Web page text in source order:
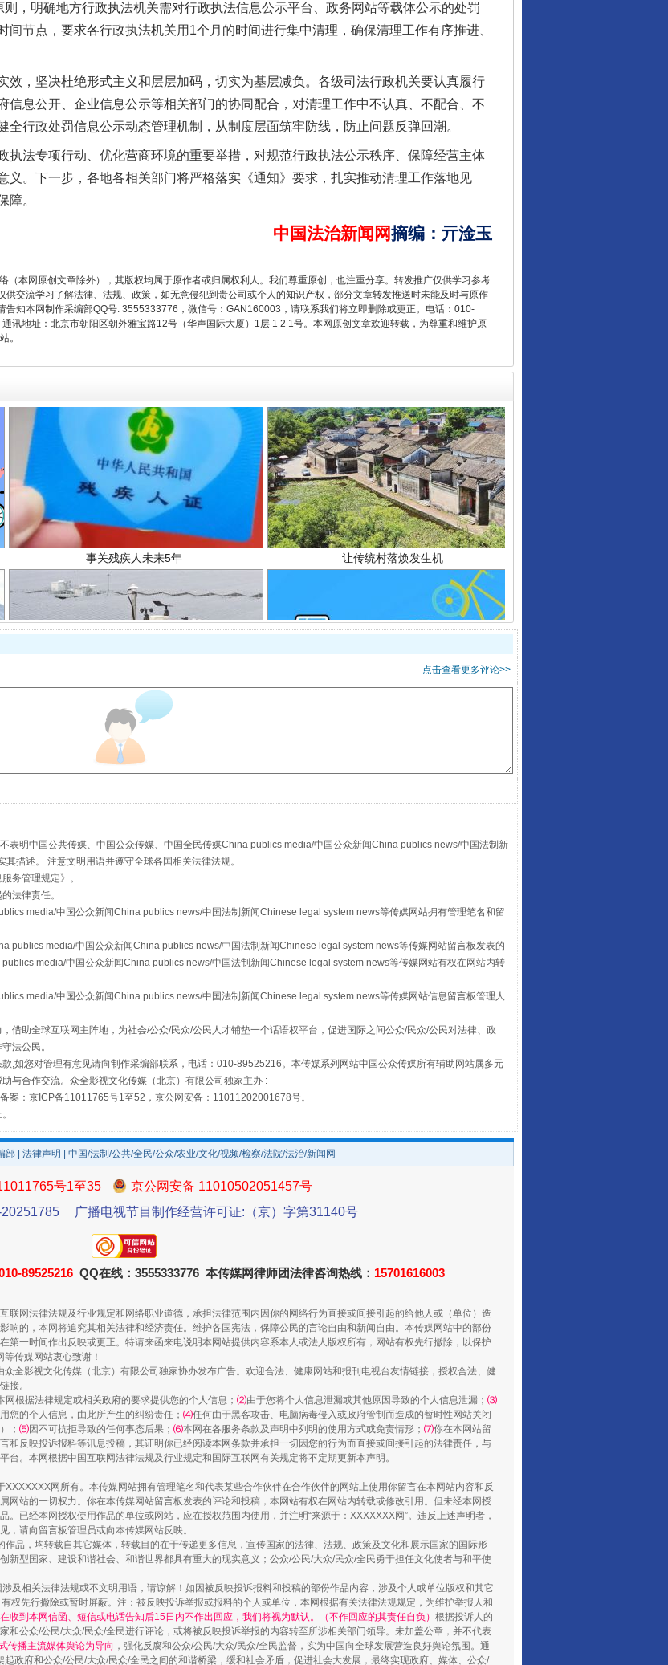
，明确地方行政执法机关需对行政执法信息公示平台、政务网站等载体公示的处罚
节点，要求各行政执法机关用1个月的时间进行集中清理，确保清理工作有序推进、
，坚决杜绝形式主义和层层加码，切实为基层减负。各级司法行政机关要认真履行
信息公开、企业信息公示等相关部门的协同配合，对清理工作中不认真、不配合、不
行政处罚信息公示动态管理机制，从制度层面筑牢防线，防止问题反弹回潮。
法专项行动、优化营商环境的重要举措，对规范行政执法公示秩序、保障经营主体
义。下一步，各地各相关部门将严格落实《通知》要求，扎实推动清理工作落地见
障。
中国法治新闻网摘编 ： 亓淦玉
（本网原创文章除外），其版权均属于原作者或归属权利人。我们尊重原创，也注重分享。转发推广仅供学习参考
交流学习了解法律、法规、政策，如无意侵犯到贵公司或个人的知识产权，部分文章转发推送时未能及时与原作
告知本网制作采编部QQ号: 3555333776，微信号：GAN160003，请联系我们将立即删除或更正。电话：010-
讯地址：北京市朝阳区朝外雅宝路12号（华声国际大厦）1层 1 2 1号。本网原创文章欢迎转载，为尊重和维护原
。
从幼儿园到大学，有这些资助 “后车司机肯定在骂我”
事关残疾人未来5年 让传统村落焕发生机
规模最大的光氢储一体化项目
镜头丨大暑三秋近 山西：不断增强治理腐败综合效能
一颗心始终滚烫 还老百姓一个明白家底
一纸欠条伤亲情 巡回调解促和解.. 行业协会接连发公告
点击查看更多评论>>
表明中国公共传媒、中国公众传媒、中国全民传媒China publics media/中国公众新闻China publics news/中国法制新
描述。 注意文明用语并遵守全球各国相关法律法规。
务管理规定》。
法律责任。
media/中国公众新闻China publics news/中国法制新闻Chinese legal system news等传媒网站拥有管理笔名和留
publics media/中国公众新闻China publics news/中国法制新闻Chinese legal system news等传媒网站留言板发表的
media/中国公众新闻China publics news/中国法制新闻Chinese legal system news等传媒网站有权在网站内转
media/中国公众新闻China publics news/中国法制新闻Chinese legal system news等传媒网站信息留言板管理人
借助全球互联网主阵地，为社会/公众/民众/公民人才铺垫一个话语权平台，促进国际之间公众/民众/公民对法律、政
法公民。
,如您对管理有意见请向制作采编部联系，电话：010-89525216。本传媒系列网站中国公众传媒所有辅助网站属多元
与合作交流。众全影视文化传媒（北京）有限公司独家主办 :
案：京ICP备11011765号1至52，京公网安备：11011202001678号。
部 法律声明 | 中国/法制/公共/全民/公众/农业/文化/视频/检察/法院/法治/新闻网
号1至35
京公网安备 11010502051457号
20251785
广播电视节目制作经营许可证:（京）字第31140号
89525216 QQ在线：3555333776 本传媒网律师团法律咨询热线： 15701616003
联网法律法规及行业规定和网络职业道德，承担法律范围内因你的网络行为直接或间接引起的给他人或（单位）造
响的，本网将追究其相关法律和经济责任。维护各国宪法，保障公民的言论自由和新闻自由。本传媒网站中的部份
第一时间作出反映或更正。特请来函来电说明本网站提供内容系本人或法人版权所有，网站有权先行撤除，以保护
传媒网站衷心致谢！
全影视文化传媒（北京）有限公司独家协办发布广告。欢迎合法、健康网站和报刊电视台友情链接，授权合法、健
接。
网根据法律规定或相关政府的要求提供您的个人信息； ⑵由于您将个人信息泄漏或其他原因导致的个人信息泄漏； ⑶
您的个人信息，由此所产生的纠纷责任； ⑷任何由于黑客攻击、电脑病毒侵入或政府管制而造成的暂时性网站关闭
； ⑸因不可抗拒导致的任何事态后果； ⑹本网在各服务条款及声明中列明的使用方式或免责情形； ⑺你在本网站留
和反映投诉报料等讯息投稿，其证明你已经阅读本网条款并承担一切因您的行为而直接或间接引起的法律责任，与
台。本网根据中国互联网法律法规及行业规定和国际互联网有关规定将不定期更新本声明。
XXXXXXX网所有。本传媒网站拥有管理笔名和代表某些合作伙伴在合作伙伴的网站上使用你留言在本网站内容和反
网站的一切权力。你在本传媒网站留言板发表的评论和投稿，本网站有权在网站内转载或修改引用。但未经本网授
已经本网授权使用作品的单位或网站，应在授权范围内使用，并注明“来源于：XXXXXXX网”。违反上述声明者，
，请向留言板管理员或向本传媒网站反映。
作品，均转载自其它媒体，转载目的在于传递更多信息，宣传国家的法律、法规、政策及文化和展示国家的国际形
新型国家、建设和谐社会、和谐世界都具有重大的现实意义；公众/公民/大众/民众/全民勇于担任文化使者与和平使
及相关法律法规或不文明用语，请谅解！如因被反映投诉报料和投稿的部份作品内容，涉及个人或单位版权和其它
权先行撤除或暂时屏蔽。注：被反映投诉举报或报料的个人或单位，本网根据有关法律法规规定，为维护举报人和
在收到本网信函、短信或电话告知后15日内不作出回应，我们将视为默认。（不作回应的其责任自负） 根据投诉人的
和公众/公民/大众/民众/全民进行评论，或将被反映投诉举报的内容转至所涉相关部门领导。未加盖公章，并不代表
传播主流媒体舆论为导向 ，强化反腐和公众/公民/大众/民众/全民监督，实为中国向全球发展营造良好舆论氛围。通
政府和公众/公民/大众/民众/全民之间的和谐桥梁，缓和社会矛盾，促进社会大发展，最终实现政府、媒体、公众/